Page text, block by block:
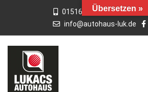
015163769659
info@autohaus-luk.de
Übersetzen »